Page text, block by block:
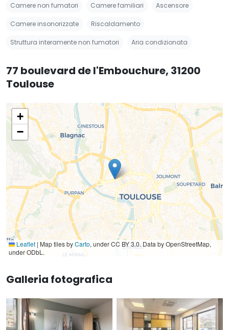
Camere non fumatori Camere familiari Ascensore
Camere insonorizzate Riscaldamento
Struttura interamente non fumatori Aria condizionata
77 boulevard de l'Embouchure, 31200
Toulouse
+
−
Leaflet | Map tiles byCarto, under CC BY 3.0. Data by OpenStreetMap,
under ODbL.
Galleria fotografica